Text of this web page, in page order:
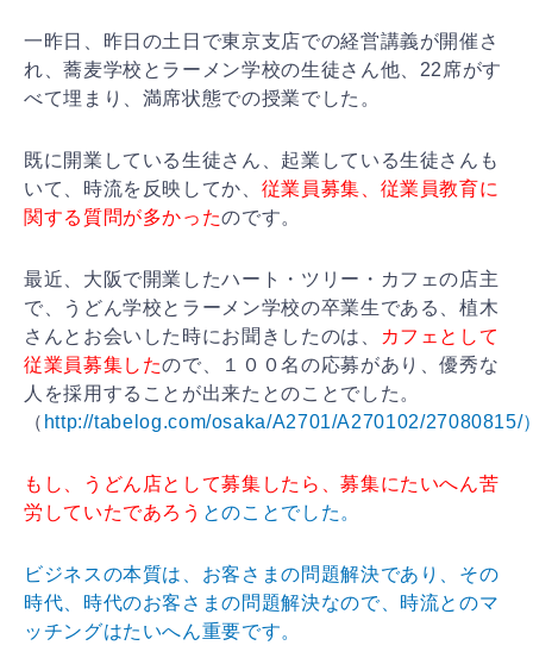
一昨日、昨日の土日で東京支店での経営講義が開催さ
れ、蕎麦学校とラーメン学校の生徒さん他、22席がす
べて埋まり、満席状態での授業でした。
既に開業している生徒さん、起業している生徒さんも
いて、時流を反映してか、 従業員募集、従業員教育に
関する質問が多かったのです。
最近、大阪で開業したハート・ツリー・カフェの店主
で、うどん学校とラーメン学校の卒業生である、植木
さんとお会いした時にお聞きしたのは、
カフェとして
従業員募集したので、１００名の応募があり、優秀な
人を採用することが出来たとのことでした。
（ http://tabelog.com/osaka/A2701/A270102/27080815/
もし、うどん店として募集したら、募集にたいへん苦
労していたであろう とのことでした。
ビジネスの本質は、お客さまの問題解決であり、その
時代、時代のお客さまの問題解決なので、時流とのマ
ッチングはたいへん重要です。